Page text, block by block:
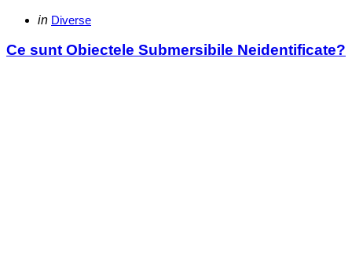
Categories
Posted
in Diverse
Ce sunt Obiectele Submersibile Neidentificate?